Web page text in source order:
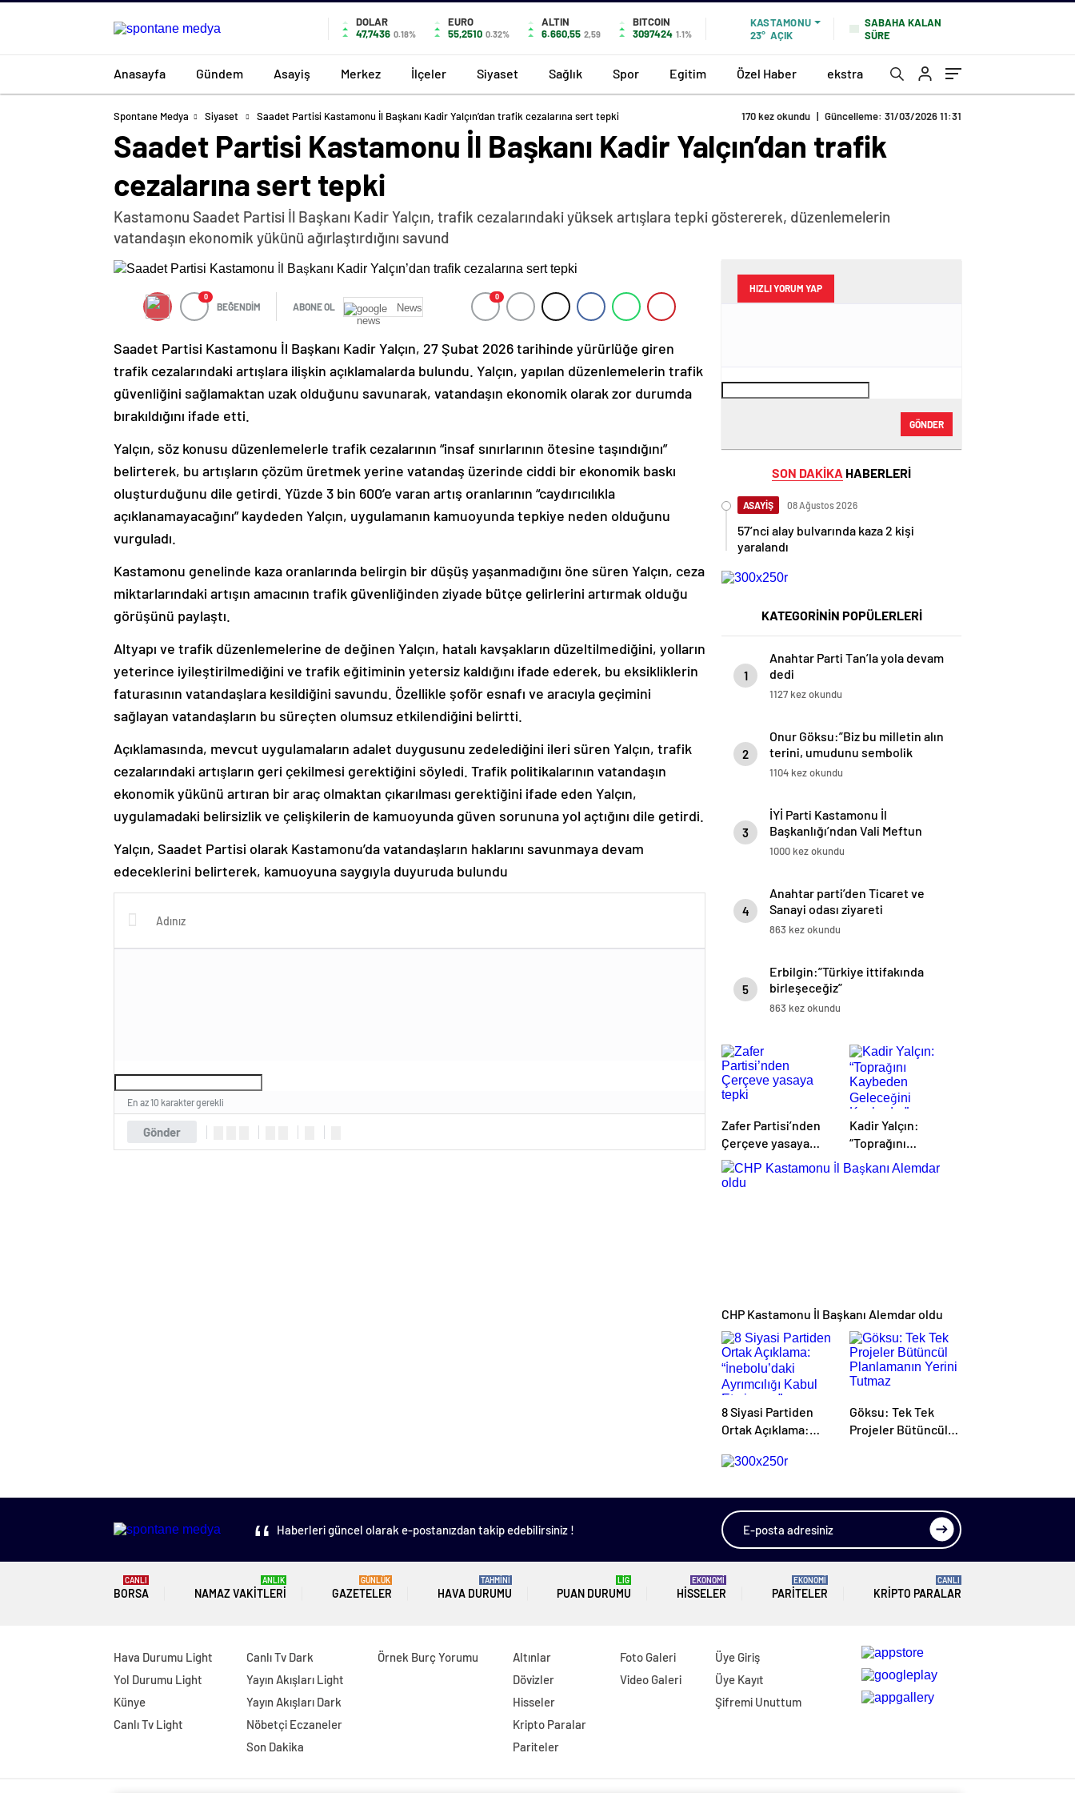
DOLAR
47,7436 0.18%
EURO
55,2510 0.32%
ALTIN
6.660,55 2,59
BITCOIN
3097424 1.1%
KASTAMONU
23° AÇIK
SABAHA KALAN
SÜRE
Anasayfa Gündem Asayiş Merkez İlçeler Siyaset Sağlık Spor Egitim Özel Haber ekstra
Spontane Medya Siyaset Saadet Partisi Kastamonu İl Başkanı Kadir Yalçın’dan trafik cezalarına sert tepki 170 kez okundu | Güncelleme: 31/03/2026 11:31
Saadet Partisi Kastamonu İl Başkanı Kadir Yalçın’dan trafik
cezalarına sert tepki
Kastamonu Saadet Partisi İl Başkanı Kadir Yalçın, trafik cezalarındaki yüksek artışlara tepki göstererek, düzenlemelerin
vatandaşın ekonomik yükünü ağırlaştırdığını savund
0
BEĞENDİM ABONE OL News
0
Saadet Partisi Kastamonu İl Başkanı Kadir Yalçın, 27 Şubat 2026 tarihinde yürürlüğe giren
trafik cezalarındaki artışlara ilişkin açıklamalarda bulundu. Yalçın, yapılan düzenlemelerin trafik
güvenliğini sağlamaktan uzak olduğunu savunarak, vatandaşın ekonomik olarak zor durumda
bırakıldığını ifade etti.
Yalçın, söz konusu düzenlemelerle trafik cezalarının “insaf sınırlarının ötesine taşındığını”
belirterek, bu artışların çözüm üretmek yerine vatandaş üzerinde ciddi bir ekonomik baskı
oluşturduğunu dile getirdi. Yüzde 3 bin 600’e varan artış oranlarının “caydırıcılıkla
açıklanamayacağını” kaydeden Yalçın, uygulamanın kamuoyunda tepkiye neden olduğunu
vurguladı.
Kastamonu genelinde kaza oranlarında belirgin bir düşüş yaşanmadığını öne süren Yalçın, ceza
miktarlarındaki artışın amacının trafik güvenliğinden ziyade bütçe gelirlerini artırmak olduğu
görüşünü paylaştı.
Altyapı ve trafik düzenlemelerine de değinen Yalçın, hatalı kavşakların düzeltilmediğini, yolların
yeterince iyileştirilmediğini ve trafik eğitiminin yetersiz kaldığını ifade ederek, bu eksikliklerin
faturasının vatandaşlara kesildiğini savundu. Özellikle şoför esnafı ve aracıyla geçimini
sağlayan vatandaşların bu süreçten olumsuz etkilendiğini belirtti.
Açıklamasında, mevcut uygulamaların adalet duygusunu zedelediğini ileri süren Yalçın, trafik
cezalarındaki artışların geri çekilmesi gerektiğini söyledi. Trafik politikalarının vatandaşın
ekonomik yükünü artıran bir araç olmaktan çıkarılması gerektiğini ifade eden Yalçın,
uygulamadaki belirsizlik ve çelişkilerin de kamuoyunda güven sorununa yol açtığını dile getirdi.
Yalçın, Saadet Partisi olarak Kastamonu’da vatandaşların haklarını savunmaya devam
edeceklerini belirterek, kamuoyuna saygıyla duyuruda bulundu
Gönder
En az 10 karakter gerekli
HIZLI YORUM YAP
GÖNDER
SON DAKİKA HABERLERİ
ASAYİŞ 08 Ağustos 2026
57’nci alay bulvarında kaza 2 kişi
yaralandı
KATEGORİNİN POPÜLERLERİ
1
Anahtar Parti Tan’la yola devam
dedi
1127 kez okundu
2
Onur Göksu:”Biz bu milletin alın
terini, umudunu sembolik
rakamlarla tüketen anlayışa
1104 kez okundu
3
İYİ Parti Kastamonu İl
Başkanlığı’ndan Vali Meftun
Dallı’ya Ziyaret
1000 kez okundu
4
Anahtar parti’den Ticaret ve
Sanayi odası ziyareti
863 kez okundu
5
Erbilgin:”Türkiye ittifakında
birleşeceğiz”
863 kez okundu
Zafer Partisi’nden
Çerçeve yasaya
tepki
Kadir Yalçın:
“Toprağını
Kaybeden
Geleceğini
CHP Kastamonu İl Başkanı Alemdar oldu
8 Siyasi Partiden
Ortak Açıklama:
Ayrımcılığı Kabul
Göksu: Tek Tek
Projeler Bütüncül
Haberleri güncel olarak e-postanızdan takip edebilirsiniz !
BORSA
CANLI
NAMAZ VAKITLERI
ANLIK
GAZETELER
GÜNLÜK
HAVA DURUMU
TAHMİNİ
PUAN DURUMU
LİG
HISSELER
EKONOMİ
PARITELER
EKONOMİ
KRIPTO PARALAR
CANLI
Hava Durumu Light
Yol Durumu Light
Künye
Canlı Tv Light
Canlı Tv Dark
Yayın Akışları Light
Yayın Akışları Dark
Nöbetçi Eczaneler
Son Dakika
Örnek Burç Yorumu
Altınlar
Dövizler
Hisseler
Kripto Paralar
Pariteler
Foto Galeri
Video Galeri
Üye Giriş
Üye Kayıt
Şifremi Unuttum